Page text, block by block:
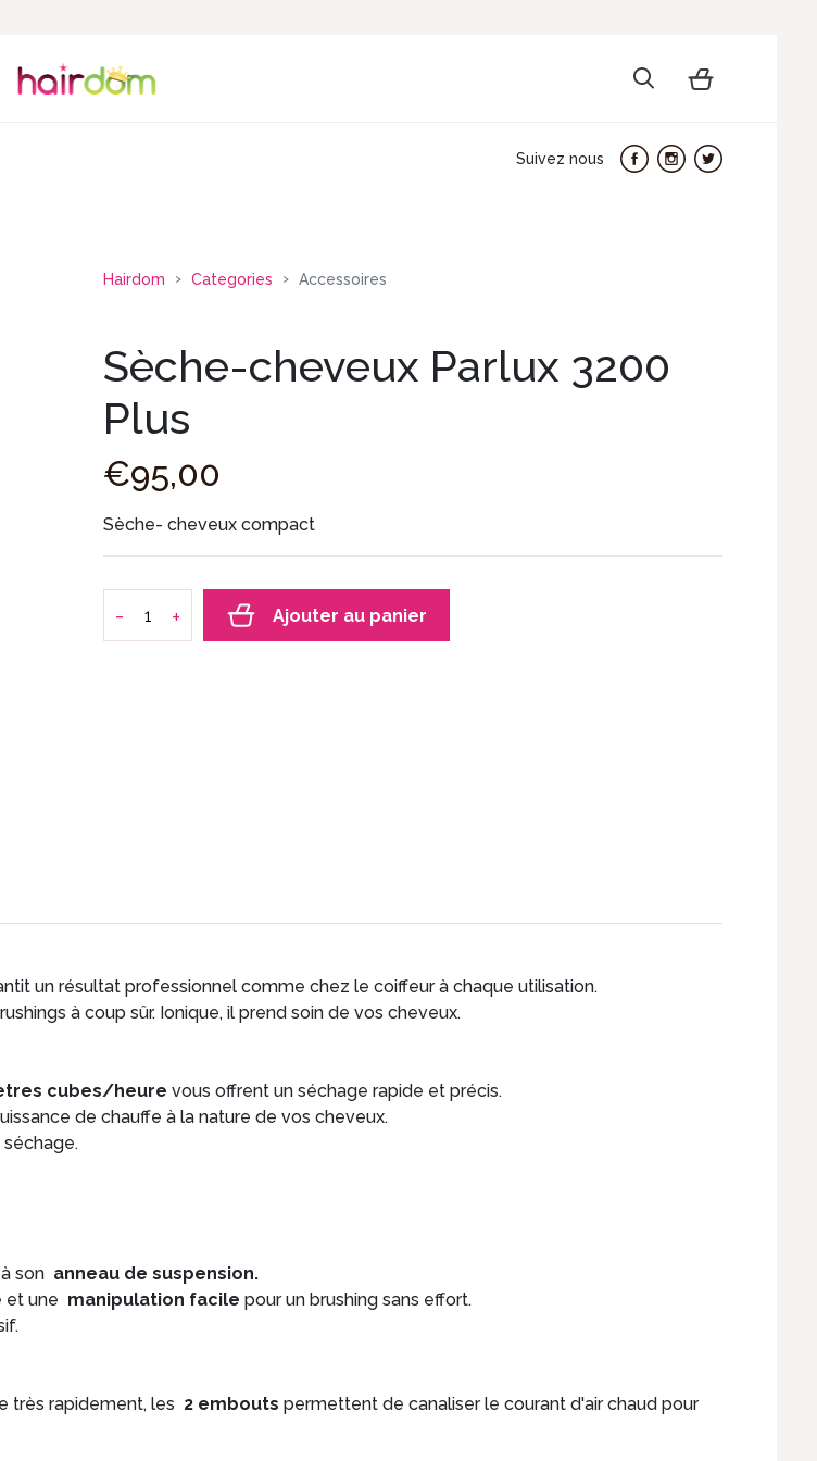
Suivez nous
Hairdom Categories Accessoires
Sèche-cheveux Parlux 3200
Plus
€95,00
Sèche- cheveux compact
+
- Ajouter au panier
un résultat professionnel comme chez le coiffeur à chaque utilisation.
à coup sûr. Ionique, il prend soin de vos cheveux.
cubes/heure vous offrent un séchage rapide et précis.
de chauffe à la nature de vos cheveux.
son anneau de suspension.
et une manipulation facile pour un brushing sans effort.
très rapidement, les 2 embouts permettent de canaliser le courant d'air chaud pour